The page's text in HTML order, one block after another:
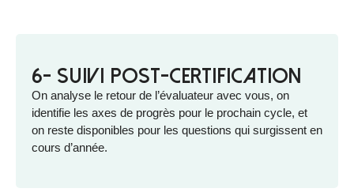
6- Suivi post-certification
On analyse le retour de l’évaluateur avec vous, on
identifie les axes de progrès pour le prochain cycle, et
on reste disponibles pour les questions qui surgissent en
cours d’année.